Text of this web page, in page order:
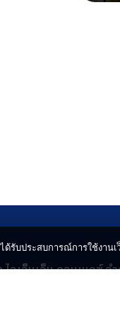
ไอเอ็นเอ็น คอนเนกซ์ จ
ด้รับประสบการณ์การใช้งาน